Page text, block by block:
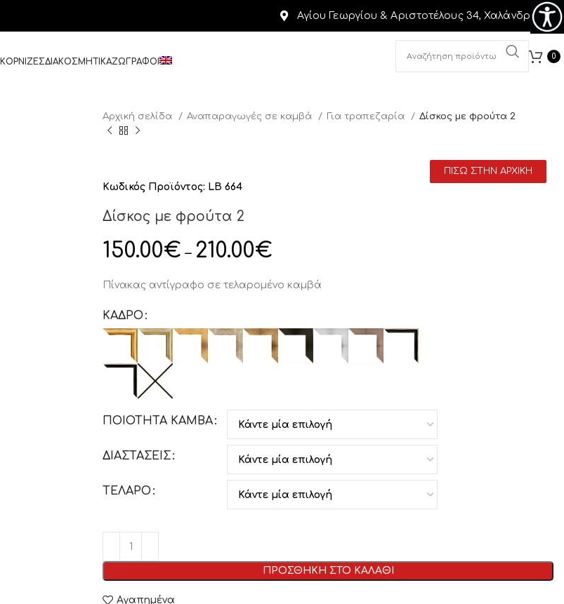
Αγίου Γεωργίου & Αριστοτέλους 34, Χαλάνδρι
ΚΟΡΝΙΖΕΣΔΙΑΚΟΣΜΗΤΙΚΑΖΩΓΡΑΦΟΙ
0
Αρχική σελίδα Αναπαραγωγές σε καμβά Για τραπεζαρία Δίσκος με φρούτα 2
ΠΙΣΩ ΣΤΗΝ ΑΡΧΙΚΗ
Κωδικός Προϊόντος: LB 664
Δίσκος με φρούτα 2
150.00€ – 210.00€
Πίνακας αντίγραφο σε τελαρομένο καμβά
ΚΑΔΡΟ
ΠΟΙΟΤΗΤΑ ΚΑΜΒΑ
ΔΙΑΣΤΑΣΕΙΣ
ΤΕΛΑΡΟ
ΠΡΟΣΘΗΚΗ ΣΤΟ ΚΑΛΑΘΙ
Αγαπημένα